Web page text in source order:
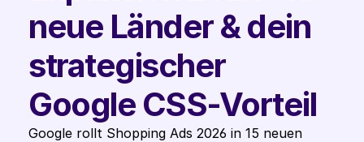
neue Länder & dein
strategischer
Google CSS-Vorteil
Google rollt Shopping Ads 2026 in 15 neuen